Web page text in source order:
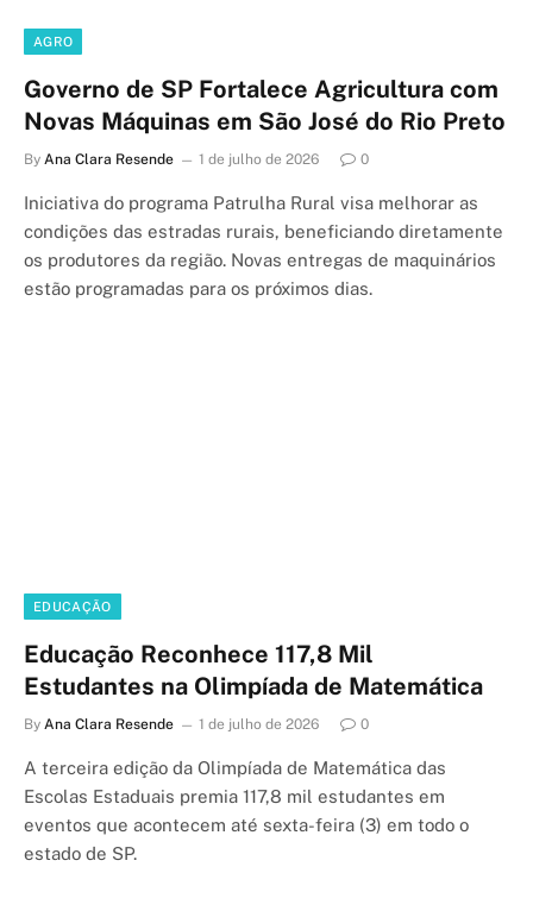
AGRO
Governo de SP Fortalece Agricultura com
Novas Máquinas em São José do Rio Preto
By Ana Clara Resende 1 de julho de 2026 0
Iniciativa do programa Patrulha Rural visa melhorar as
condições das estradas rurais, beneficiando diretamente
os produtores da região. Novas entregas de maquinários
estão programadas para os próximos dias.
EDUCAÇÃO
Educação Reconhece 117,8 Mil
Estudantes na Olimpíada de Matemática
By Ana Clara Resende 1 de julho de 2026 0
A terceira edição da Olimpíada de Matemática das
Escolas Estaduais premia 117,8 mil estudantes em
eventos que acontecem até sexta-feira (3) em todo o
estado de SP.